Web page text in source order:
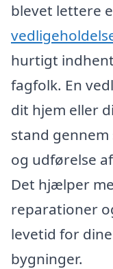
blevet lettere
hurtigt
fagfolk. En
dit hjem eller
stand
og udførelse
Det hjælper
reparationer
levetid for
bygninger.